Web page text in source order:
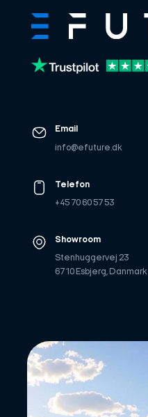
Email
info@efuture.dk
Telefon
+45 70 60 57 53
Showroom
Stenhuggervej 23
6710 Esbjerg, Danmark